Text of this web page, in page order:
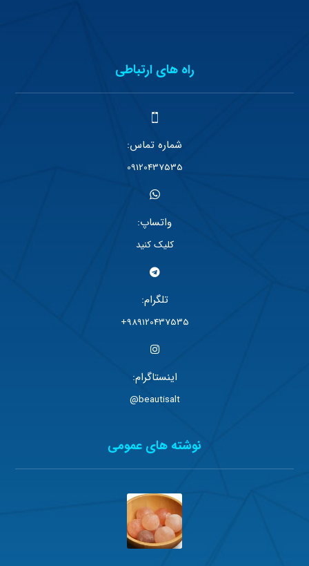
راه های ارتباطی
شماره تماس:
09120437535
واتساپ:
کلیک کنید
تلگرام:
989120437535+
اینستاگرام:
beautisalt@
نوشته های عمومی